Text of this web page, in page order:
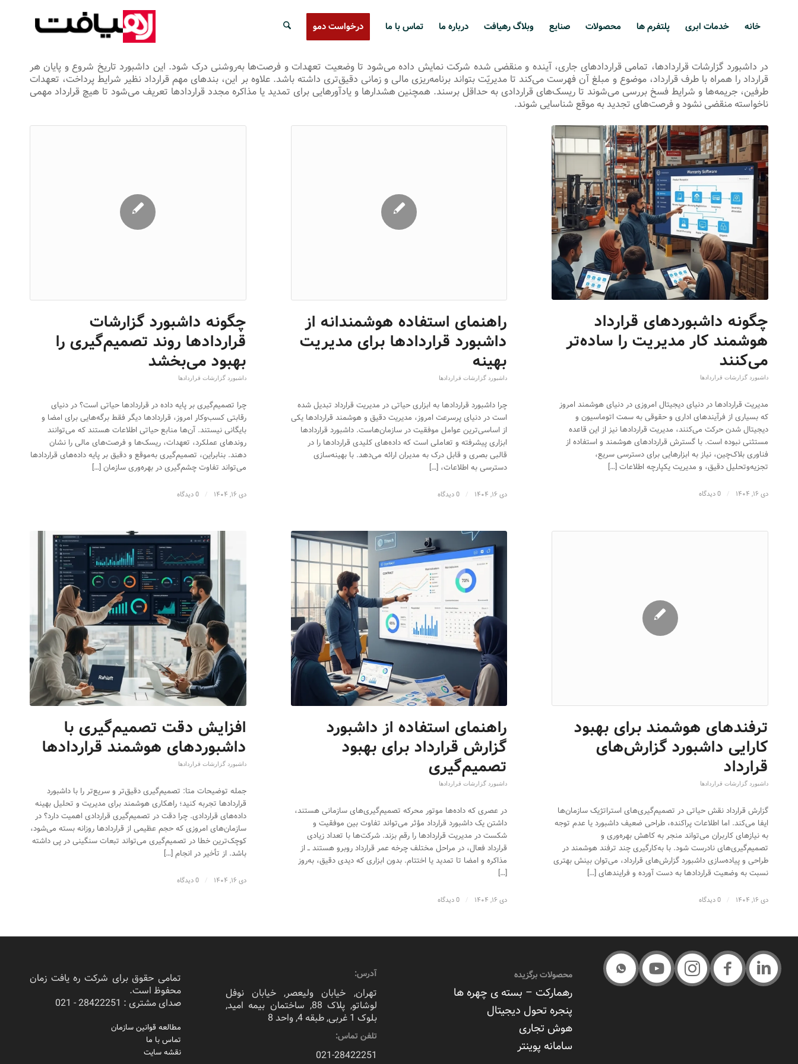
خانه خدمات ابری پلتفرم ها محصولات صنایع وبلاگ رهیافت درباره ما تماس با ما درخواست دمو
در داشبورد گزارشات قراردادها، تمامی قراردادهای جاری، آینده و منقضی شده شرکت نمایش داده می‌شود تا وضعیت تعهدات و فرصت‌ها به‌روشنی درک شود. این داشبورد تاریخ شروع و پایان هر
قرارداد را همراه با طرف قرارداد، موضوع و مبلغ آن فهرست می‌کند تا مدیریّت بتواند برنامه‌ریزی مالی و زمانی دقیق‌تری داشته باشد. علاوه بر این، بندهای مهم قرارداد نظیر شرایط پرداخت، تعهدات
طرفین، جریمه‌ها و شرایط فسخ بررسی می‌شوند تا ریسک‌های قراردادی به حداقل برسند. همچنین هشدارها و یادآورهایی برای تمدید یا مذاکره مجدد قراردادها تعریف می‌شود تا هیچ قرارداد مهمی
ناخواسته منقضی نشود و فرصت‌های تجدید به موقع شناسایی شوند.
چگونه داشبوردهای قرارداد
هوشمند کار مدیریت را ساده‌تر
می‌کنند
داشبورد گزارشات قراردادها
مدیریت قراردادها در دنیای دیجیتال امروزی در دنیای هوشمند امروز
که بسیاری از فرآیندهای اداری و حقوقی به سمت اتوماسیون و
دیجیتال شدن حرکت می‌کنند، مدیریت قراردادها نیز از این قاعده
مستثنی نبوده است. با گسترش قراردادهای هوشمند و استفاده از
فناوری بلاک‌چین، نیاز به ابزارهایی برای دسترسی سریع،
تجزیه‌و‌تحلیل دقیق، و مدیریت یکپارچه اطلاعات […]
دی ۱۶, ۱۴۰۴ / 0 دیدگاه
راهنمای استفاده هوشمندانه از
داشبورد قراردادها برای مدیریت
بهینه
داشبورد گزارشات قراردادها
چرا داشبورد قراردادها به ابزاری حیاتی در مدیریت قرارداد تبدیل شده
است در دنیای پرسرعت امروز، مدیریت دقیق و هوشمند قراردادها یکی
از اساسی‌ترین عوامل موفقیت در سازمان‌هاست. داشبورد قراردادها
ابزاری پیشرفته و تعاملی است که داده‌های کلیدی قراردادها را در
قالبی بصری و قابل درک به مدیران ارائه می‌دهد. با بهینه‌سازی
دسترسی به اطلاعات، […]
دی ۱۶, ۱۴۰۴ / 0 دیدگاه
چگونه داشبورد گزارشات
قراردادها روند تصمیم‌گیری را
بهبود می‌بخشد
داشبورد گزارشات قراردادها
چرا تصمیم‌گیری بر پایه داده در قراردادها حیاتی است؟ در دنیای
رقابتی کسب‌وکار امروز، قراردادها دیگر فقط برگه‌هایی برای امضا و
بایگانی نیستند. آن‌ها منابع حیاتی اطلاعات هستند که می‌توانند
روندهای عملکرد، تعهدات، ریسک‌ها و فرصت‌های مالی را نشان
دهند. بنابراین، تصمیم‌گیری به‌موقع و دقیق بر پایه داده‌های قراردادها
می‌تواند تفاوت چشم‌گیری در بهره‌وری سازمان […]
دی ۱۶, ۱۴۰۴ / 0 دیدگاه
ترفندهای هوشمند برای بهبود
کارایی داشبورد گزارش‌های
قرارداد
داشبورد گزارشات قراردادها
گزارش قرارداد نقش حیاتی در تصمیم‌گیری‌های استراتژیک سازمان‌ها
ایفا می‌کند. اما اطلاعات پراکنده، طراحی ضعیف داشبورد یا عدم توجه
به نیازهای کاربران می‌تواند منجر به کاهش بهره‌وری و
تصمیم‌گیری‌های نادرست شود. با به‌کارگیری چند ترفند هوشمند در
طراحی و پیاده‌سازی داشبورد گزارش‌های قرارداد، می‌توان بینش بهتری
نسبت به وضعیت قراردادها به دست آورده و فرایندهای […]
دی ۱۶, ۱۴۰۴ / 0 دیدگاه
راهنمای استفاده از داشبورد
گزارش قرارداد برای بهبود
تصمیم‌گیری
داشبورد گزارشات قراردادها
در عصری که داده‌ها موتور محرکه تصمیم‌گیری‌های سازمانی هستند،
داشتن یک داشبورد قرارداد مؤثر می‌تواند تفاوت بین موفقیت و
شکست در مدیریت قراردادها را رقم بزند. شرکت‌ها با تعداد زیادی
قرارداد فعال، در مراحل مختلف چرخه عمر قرارداد روبرو هستند ــ از
مذاکره و امضا تا تمدید یا اختتام. بدون ابزاری که دیدی دقیق، به‌روز
[…]
دی ۱۶, ۱۴۰۴ / 0 دیدگاه
افزایش دقت تصمیم‌گیری با
داشبوردهای هوشمند قراردادها
داشبورد گزارشات قراردادها
جمله توضیحات متا: تصمیم‌گیری دقیق‌تر و سریع‌تر را با داشبورد
قراردادها تجربه کنید؛ راهکاری هوشمند برای مدیریت و تحلیل بهینه
داده‌های قراردادی. چرا دقت در تصمیم‌گیری قراردادی اهمیت دارد؟ در
سازمان‌های امروزی که حجم عظیمی از قراردادها روزانه بسته می‌شود،
کوچک‌ترین خطا در تصمیم‌گیری می‌تواند تبعات سنگینی در پی داشته
باشد. از تأخیر در انجام […]
دی ۱۶, ۱۴۰۴ / 0 دیدگاه
محصولات برگزیده
رهمارکت – بسته ی چهره ها
پنجره تحول دیجیتال
هوش تجاری
سامانه پوینتر
آدرس:
تهران, خیابان ولیعصر, خیابان نوفل
لوشاتو, پلاک 88, ساختمان بیمه امید,
بلوک 1 غربی, طبقه 4, واحد 8
تلفن تماس:
021-28422251
تمامی حقوق برای شرکت ره یافت زمان
محفوظ است.
صدای مشتری : 28422251 - 021
مطالعه قوانین سازمان
تماس با ما
نقشه سایت